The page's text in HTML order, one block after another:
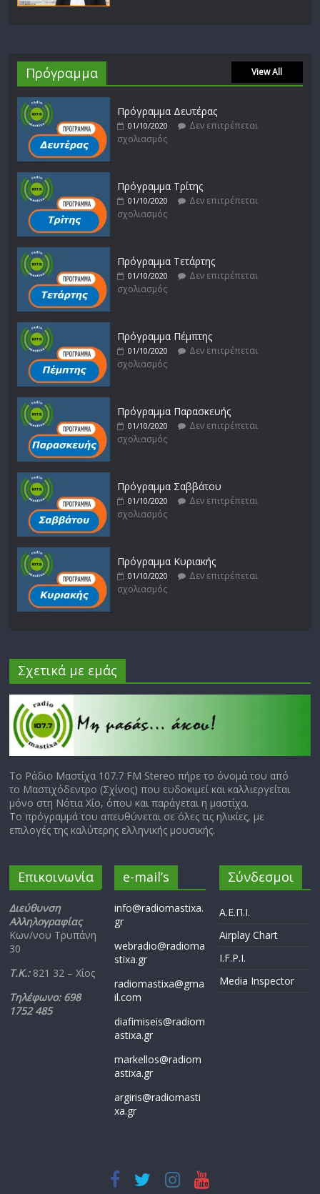
Πρόγραμμα View All
Πρόγραμμα Δευτέρας
01/10/2020
Δεν επιτρέπεται
σχολιασμός
Πρόγραμμα Τρίτης
01/10/2020
Δεν επιτρέπεται
σχολιασμός
Πρόγραμμα Τετάρτης
01/10/2020
Δεν επιτρέπεται
σχολιασμός
Πρόγραμμα Πέμπτης
01/10/2020
Δεν επιτρέπεται
σχολιασμός
Πρόγραμμα Παρασκευής
01/10/2020
Δεν επιτρέπεται
σχολιασμός
Πρόγραμμα Σαββάτου
01/10/2020
Δεν επιτρέπεται
σχολιασμός
Πρόγραμμα Κυριακής
01/10/2020
Δεν επιτρέπεται
σχολιασμός
Σχετικά με εμάς
Το Ράδιο Μαστίχα 107.7 FM Stereo πήρε το όνομά του από
το Μαστιχόδεντρο (Σχίνος) που ευδοκιμεί και καλλιεργείται
μόνο στη Νότια Χίο, όπου και παράγεται η μαστίχα.
Το πρόγραμμά του απευθύνεται σε όλες τις ηλικίες, με
επιλογές της καλύτερης ελληνικής μουσικής.
Επικοινωνία
Διεύθυνση
Αλληλογραφίας
Κων/νου Τρυπάνη
30
Τ.Κ.: 821 32 – Χίος
Τηλέφωνο: 698
1752 485
e-mail’s
info@radiomastixa.
gr
webradio@radioma
stixa.gr
radiomastixa@gma
il.com
diafimiseis@radiom
astixa.gr
markellos@radiom
astixa.gr
argiris@radiomasti
xa.gr
Σύνδεσμοι
Α.Ε.Π.Ι.
Airplay Chart
I.F.P.I.
Media Inspector